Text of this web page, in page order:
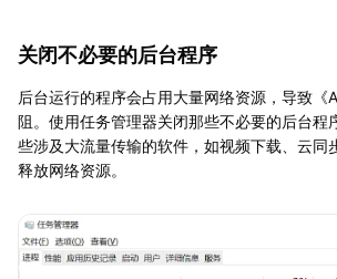
关闭不必要的后台程序
后台运行的程序会占用大量网络资源，导致《
阻。使用任务管理器关闭那些不必要的后台程
些涉及大流量传输的软件，如视频下载、云同
释放网络资源。